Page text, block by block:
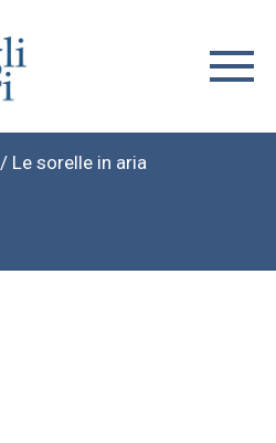
/ Le sorelle in aria